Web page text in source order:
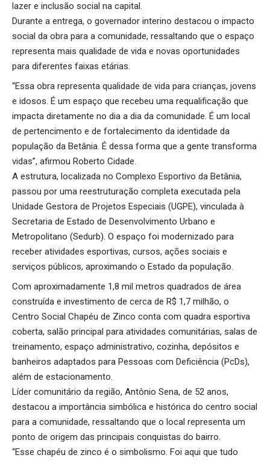
lazer e inclusão social na capital.
Durante a entrega, o governador interino destacou o impacto
social da obra para a comunidade, ressaltando que o espaço
representa mais qualidade de vida e novas oportunidades
para diferentes faixas etárias.
“Essa obra representa qualidade de vida para crianças, jovens
e idosos. É um espaço que recebeu uma requalificação que
impacta diretamente no dia a dia da comunidade. É um local
de pertencimento e de fortalecimento da identidade da
população da Betânia. É dessa forma que a gente transforma
vidas”, afirmou Roberto Cidade.
A estrutura, localizada no Complexo Esportivo da Betânia,
passou por uma reestruturação completa executada pela
Unidade Gestora de Projetos Especiais (UGPE), vinculada à
Secretaria de Estado de Desenvolvimento Urbano e
Metropolitano (Sedurb). O espaço foi modernizado para
receber atividades esportivas, cursos, ações sociais e
serviços públicos, aproximando o Estado da população.
Com aproximadamente 1,8 mil metros quadrados de área
construída e investimento de cerca de R$ 1,7 milhão, o
Centro Social Chapéu de Zinco conta com quadra esportiva
coberta, salão principal para atividades comunitárias, salas de
treinamento, espaço administrativo, cozinha, depósitos e
banheiros adaptados para Pessoas com Deficiência (PcDs),
além de estacionamento.
Líder comunitário da região, Antônio Sena, de 52 anos,
destacou a importância simbólica e histórica do centro social
para a comunidade, ressaltando que o local representa um
ponto de origem das principais conquistas do bairro.
“Esse chapéu de zinco é o simbolismo. Foi aqui que tudo